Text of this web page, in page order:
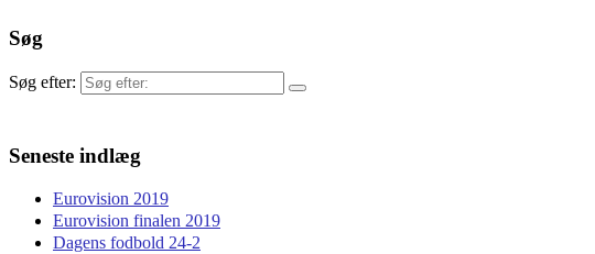
Søg
Søg efter:
Seneste indlæg
Eurovision 2019
Eurovision finalen 2019
Dagens fodbold 24-2